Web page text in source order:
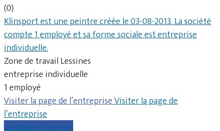
(0)
Klinsport est une peintre créée le 03-08-2013. La société
compte 1 employé et sa forme sociale est entreprise
individuelle.
Zone de travail Lessines
entreprise individuelle
1 employé
Visiter la page de l’entrepriseVisiter la page de
l’entreprise
Comparer les devis